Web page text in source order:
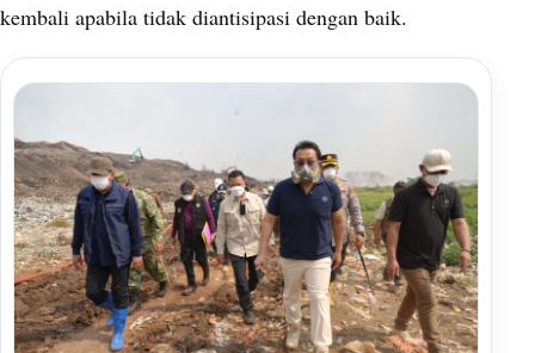
kembali apabila tidak diantisipasi dengan baik.